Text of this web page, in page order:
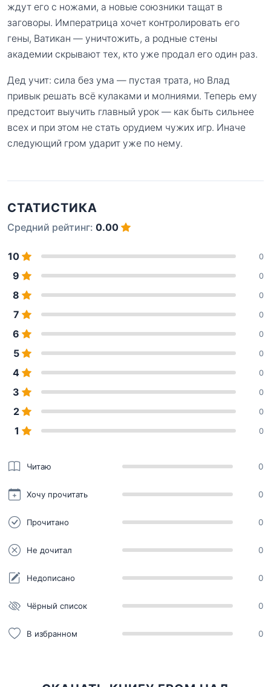
ждут его с ножами, а новые союзники тащат в
заговоры. Императрица хочет контролировать его
гены, Ватикан — уничтожить, а родные стены
академии скрывают тех, кто уже продал его один раз.
Дед учит: сила без ума — пустая трата, но Влад
привык решать всё кулаками и молниями. Теперь ему
предстоит выучить главный урок — как быть сильнее
всех и при этом не стать орудием чужих игр. Иначе
следующий гром ударит уже по нему.
СТАТИСТИКА
Средний рейтинг: 0.00
10 0
9 0
8 0
7 0
6 0
5 0
4 0
3 0
2 0
1 0
Читаю 0
Хочу прочитать 0
Прочитано 0
Не дочитал 0
Недописано 0
Чёрный список 0
В избранном 0